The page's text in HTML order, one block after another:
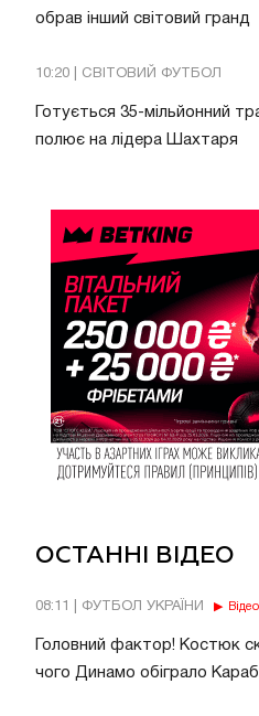
обрав інший світовий гранд
10:20 | СВІТОВИЙ ФУТБОЛ
Готується 35-мільйонний
полює на лідера Шахтаря
ОСТАННІ ВІДЕО
08:11 | ФУТБОЛ УКРАЇНИ Відео
Головний фактор! Костюк
чого Динамо обіграло